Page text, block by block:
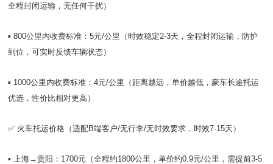
全程封闭运输，无任何干扰）
▪️ 800公里内收费标准：5元/公里（时效稳定2-3天，全程封闭运输，防护
到位，可实时反馈车辆状态）
▪️ 1000公里内收费标准：4元/公里（距离越远，单价越低，豪车长途托运
优选，性价比相对更高）
✅ 火车托运价格（适配B端客户/无行李/无时效要求，时效7-15天）
▪️ 上海→贵阳：1700元（全程约1800公里，单价约0.9元/公里，需提前3-5